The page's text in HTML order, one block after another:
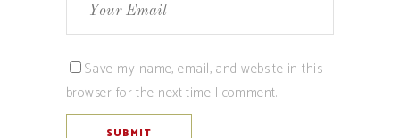
Save my name, email, and website in this
browser for the next time I comment.